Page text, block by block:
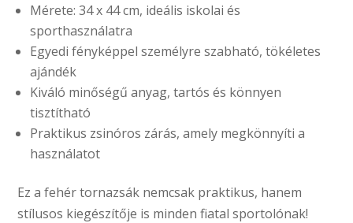
Mérete: 34 x 44 cm, ideális iskolai és
sporthasználatra
Egyedi fényképpel személyre szabható, tökéletes
ajándék
Kiváló minőségű anyag, tartós és könnyen
tisztítható
Praktikus zsinóros zárás, amely megkönnyíti a
használatot
Ez a fehér tornazsák nemcsak praktikus, hanem
stílusos kiegészítője is minden fiatal sportolónak!